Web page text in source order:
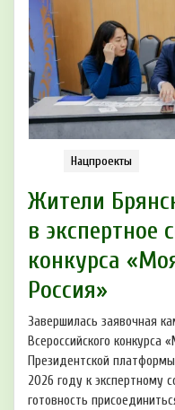
Нацпроекты
Жители
в экспертное
конкурса
Россия»
Завершилась заявочная
Всероссийского конкурса
Президентской
2026 году к экспертному
готовность